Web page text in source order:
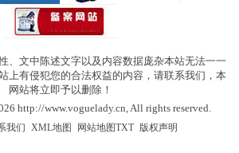
、文中陈述文字以及内容数据庞杂本站无法一一
上有侵犯您的合法权益的内容，请联系我们，本
网站将立即予以删除！
http://www.voguelady.cn, All rights reserved.
我们 XML地图 网站地图TXT| 版权声明